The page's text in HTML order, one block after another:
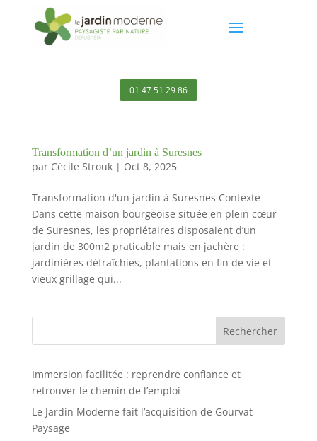
01 47 51 29 86
Transformation d’un jardin à Suresnes
par Cécile Strouk| Oct 8, 2025
Transformation d'un jardin à Suresnes Contexte
Dans cette maison bourgeoise située en plein cœur
de Suresnes, les propriétaires disposaient d’un
jardin de 300m2 praticable mais en jachère :
jardinières défraîchies, plantations en fin de vie et
vieux grillage qui...
Rechercher
Immersion facilitée : reprendre confiance et
retrouver le chemin de l’emploi
Le Jardin Moderne fait l’acquisition de Gourvat
Paysage